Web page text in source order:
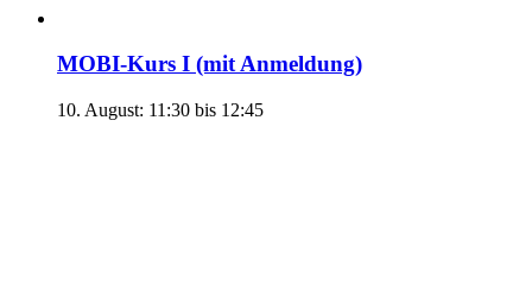
MOBI-Kurs I (mit Anmeldung)
10. August: 11:30 bis 12:45